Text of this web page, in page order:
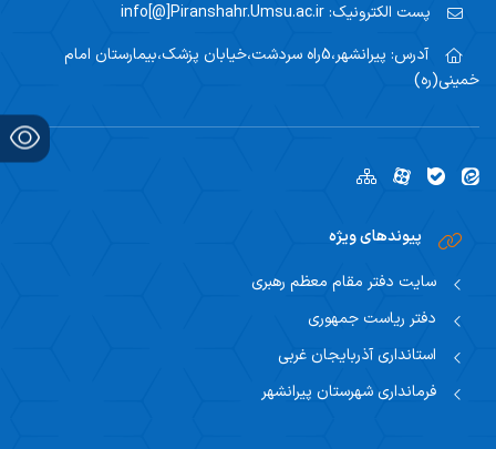
پست الکترونیک:
آدرس:
پیرانشهر،5راه سردشت،خیابان پزشک،بیمارستان امام
خمینی(ره)
پیوندهای ویژه
سایت دفتر مقام معظم رهبری
دفتر ریاست جمهوری
استانداری آذربایجان غربی
فرمانداری شهرستان پیرانشهر